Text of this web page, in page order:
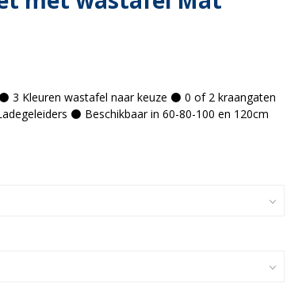
3 Kleuren wastafel naar keuze ⚫ 0 of 2 kraangaten
⚫ Beschikbaar in 60-80-100 en 120cm